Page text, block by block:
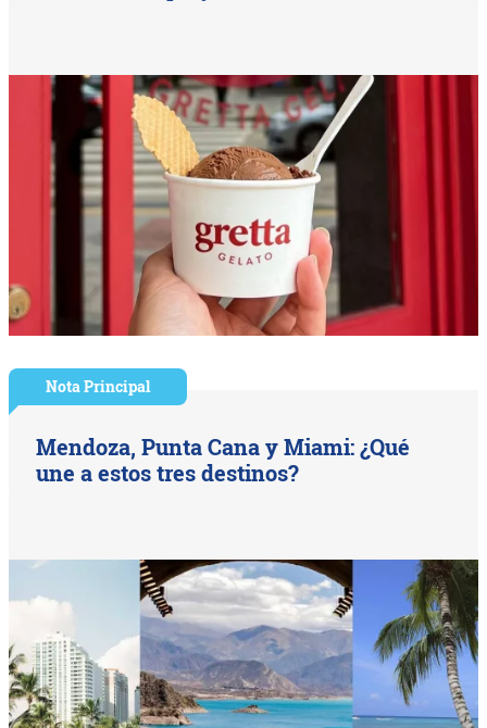
Nota Principal
Mendoza, Punta Cana y Miami: ¿Qué
une a estos tres destinos?